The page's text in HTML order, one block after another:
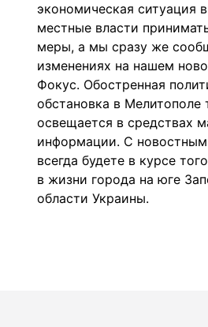
экономическая ситуация
местные власти
меры, а мы сразу же
изменениях на нашем
Фокус. Обостренная
обстановка в Мелитополе
освещается в средствах
информации. С
всегда будете в курсе
в жизни города на юге
области Украины.